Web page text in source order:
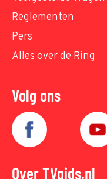
Reglementen
Pers
Alles over de Ring
Volg ons
Over TVgids.nl